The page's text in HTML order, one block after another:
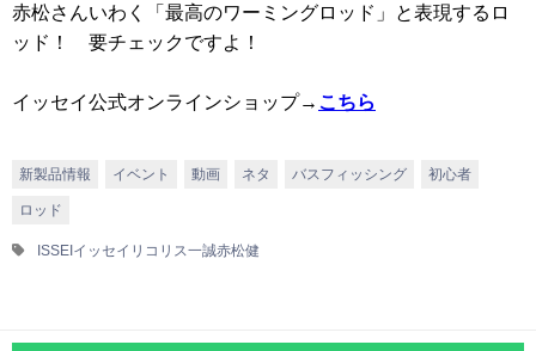
赤松さんいわく「最高のワーミングロッド」と表現するロ
ッド！ 要チェックですよ！
イッセイ公式オンラインショップ→ こちら
新製品情報 イベント 動画 ネタ バスフィッシング 初心者
ロッド
ISSEIイッセイ リコリス一誠赤松健